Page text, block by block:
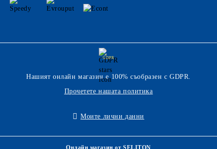
GDPR
Нашият онлайн магазин е 100% съобразен с GDPR.
Прочетете нашата политика
Моите лични данни
Онлайн магазин от SELITON